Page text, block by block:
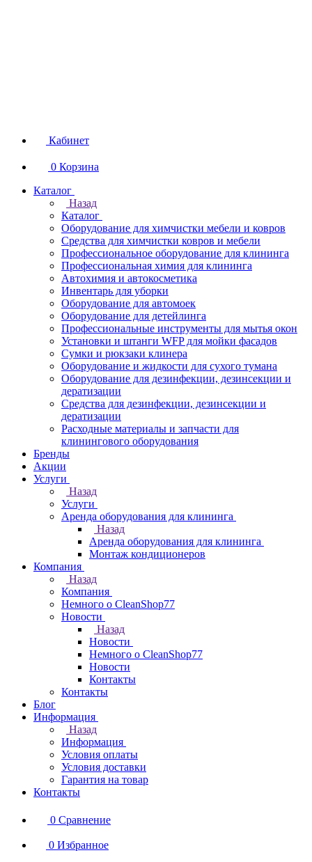
Кабинет
0 Корзина
Каталог
Назад
Каталог
Оборудование для химчистки мебели и ковров
Средства для химчистки ковров и мебели
Профессиональное оборудование для клининга
Профессиональная химия для клининга
Автохимия и автокосметика
Инвентарь для уборки
Оборудование для автомоек
Оборудование для детейлинга
Профессиональные инструменты для мытья окон
Установки и штанги WFP для мойки фасадов
Сумки и рюкзаки клинера
Оборудование и жидкости для сухого тумана
Оборудование для дезинфекции, дезинсекции и
дератизации
Средства для дезинфекции, дезинсекции и
дератизации
Расходные материалы и запчасти для
клинингового оборудования
Бренды
Акции
Услуги
Назад
Услуги
Аренда оборудования для клининга
Назад
Аренда оборудования для клининга
Монтаж кондиционеров
Компания
Назад
Компания
Немного о CleanShop77
Новости
Назад
Новости
Немного о CleanShop77
Новости
Контакты
Контакты
Блог
Информация
Назад
Информация
Условия оплаты
Условия доставки
Гарантия на товар
Контакты
0 Сравнение
0 Избранное